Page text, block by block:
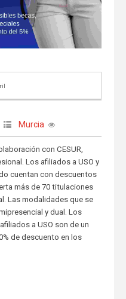
Murcia
con CESUR,
Los afiliados a USO y
cuentan con descuentos
más de 70 titulaciones
Las modalidades que se
y dual. Los
a USO son de un
de descuento en los